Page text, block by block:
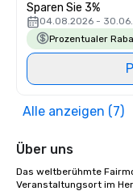
Sparen Sie 3%
04.08.2026 -
Prozentualer
Alle anzeigen (7)
Über uns
Das weltberühmte
Veranstaltungsort im